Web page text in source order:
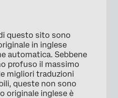
questo sito sono
in inglese
automatica. Sebbene
profuso il massimo
migliori traduzioni
queste non sono
originale inglese è